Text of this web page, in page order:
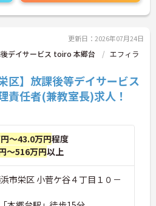
更新日：2026年07月24日
デイサービス toiro 本郷台
エフィラ
区】放課後等デイサービス
責任者(兼教室長)求人！
～43.0万円程度
～516万円以上
市栄区 小菅ケ谷４丁目１０－